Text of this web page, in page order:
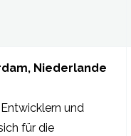
Niederlande
und
für die